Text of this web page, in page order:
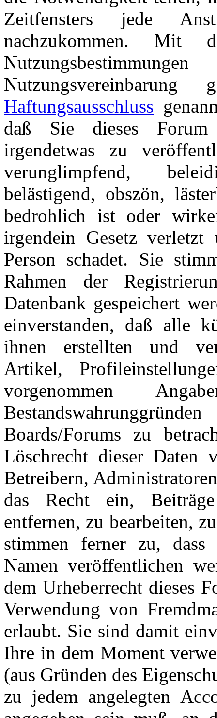
Zeitfensters jede
nachzukommen. Mit
Haftungsausschluss
daß Sie dieses
irgendetwas zu
verunglimpfend,
belästigend, obszön,
bedrohlich ist oder
irgendein Gesetz verletzt
Person schadet. Sie
Rahmen der
Datenbank gespeichert
einverstanden, daß alle
ihnen erstellten und
Artikel,
vorgenommen
Boards/Forums zu
Löschrecht dieser Daten
Betreibern,
das Recht ein,
entfernen, zu bearbeiten,
stimmen ferner zu,
Namen veröffentlichen
dem Urheberrecht dieses
Verwendung von
erlaubt. Sie sind damit
Ihre in dem Moment
(aus Gründen des
zu jedem angelegten